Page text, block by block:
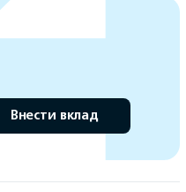
Внести вклад